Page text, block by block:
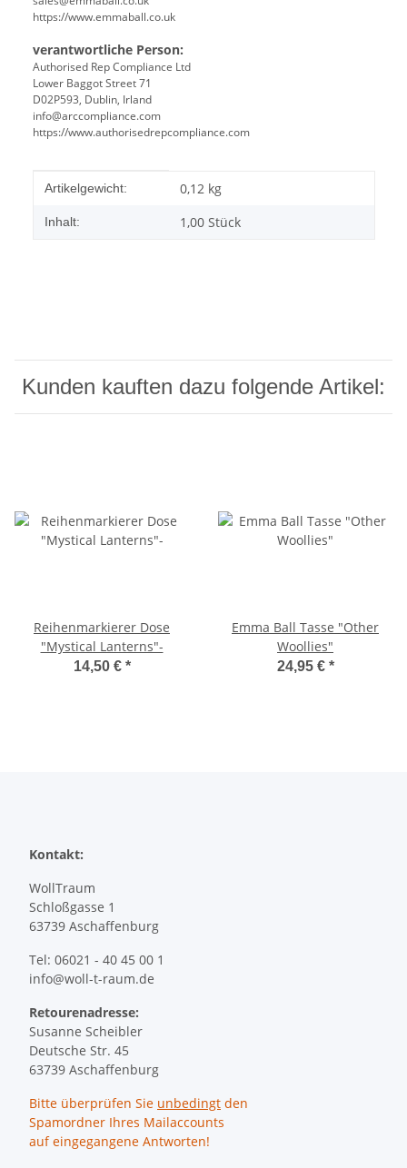
https://www.emmaball.co.uk
verantwortliche Person:
Authorised Rep Compliance Ltd
Lower Baggot Street 71
D02P593, Dublin, Irland
info@arccompliance.com
https://www.authorisedrepcompliance.com
Produkteigenschaft
Wert
Artikelgewicht: 0,12 kg
Inhalt: 1,00 Stück
Kunden kauften dazu folgende Artikel:
Reihenmarkierer Dose
"Mystical Lanterns"-
14,50 € *
Emma Ball Tasse "Other
Woollies"
24,95 € *
Kontakt:
WollTraum
Schloßgasse 1
63739 Aschaffenburg
Tel: 06021 - 40 45 00 1
info@woll-t-raum.de
Retourenadresse:
Susanne Scheibler
Deutsche Str. 45
63739 Aschaffenburg
Bitte überprüfen Sie unbedingt den
Spamordner Ihres Mailaccounts
auf eingegangene Antworten!